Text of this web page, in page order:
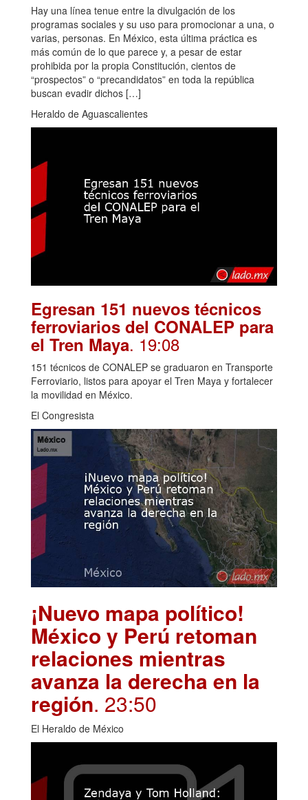
Hay una línea tenue entre la divulgación de los
programas sociales y su uso para promocionar a una, o
varias, personas. En México, esta última práctica es
más común de lo que parece y, a pesar de estar
prohibida por la propia Constitución, cientos de
“prospectos” o “precandidatos” en toda la república
buscan evadir dichos […]
Heraldo de Aguascalientes
Egresan 151 nuevos técnicos
ferroviarios del CONALEP para
el Tren Maya. 19:08
151 técnicos de CONALEP se graduaron en Transporte
Ferroviario, listos para apoyar el Tren Maya y fortalecer
la movilidad en México.
El Congresista
¡Nuevo mapa político!
México y Perú retoman
relaciones mientras
avanza la derecha en la
región. 23:50
El Heraldo de México